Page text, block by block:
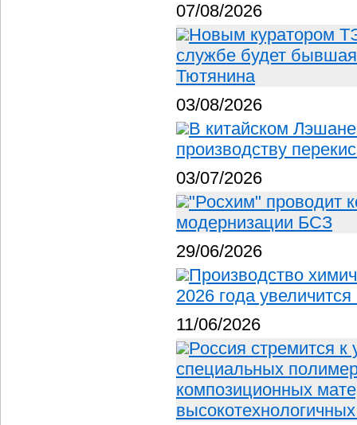
07/08/2026
Новым куратором
службе будет
Тютянина
03/08/2026
В китайском
производству
03/07/2026
"Росхим" проводит
модернизации БСЗ
29/06/2026
Производство
2026 года
11/06/2026
Россия стремится
специальных
композиционных